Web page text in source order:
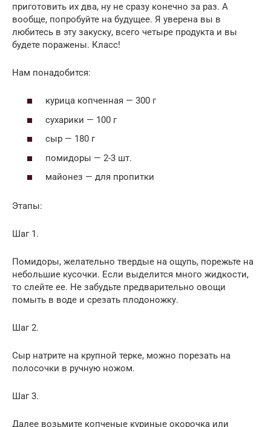
приготовить их два, ну не сразу конечно за раз. А
вообще, попробуйте на будущее. Я уверена вы в
любитесь в эту закуску, всего четыре продукта и вы
будете поражены. Класс!
Нам понадобится:
курица копченная — 300 г
сухарики — 100 г
сыр — 180 г
помидоры — 2-3 шт.
майонез — для пропитки
Этапы:
Шаг 1.
Помидоры, желательно твердые на ощупь, порежьте на
небольшие кусочки. Если выделится много жидкости,
то слейте ее. Не забудьте предварительно овощи
помыть в воде и срезать плодоножку.
Шаг 2.
Сыр натрите на крупной терке, можно порезать на
полосочки в ручную ножом.
Шаг 3.
Далее возьмите копченые куриные окорочка или